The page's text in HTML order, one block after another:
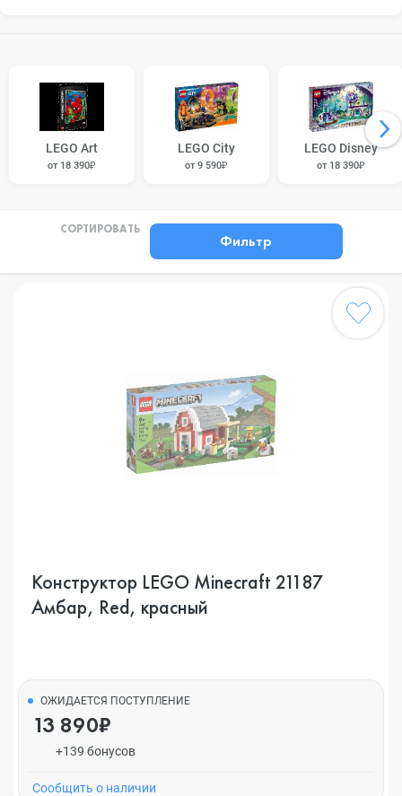
LEGO Art
от 18 390₽
LEGO City
от 9 590₽
LEGO Disney
от 18 390₽
СОРТИРОВАТЬ
Фильтр
Конструктор LEGO Minecraft 21187
Амбар, Red, красный
ОЖИДАЕТСЯ ПОСТУПЛЕНИЕ
13 890₽
+139 бонусов
Cообщить о наличии